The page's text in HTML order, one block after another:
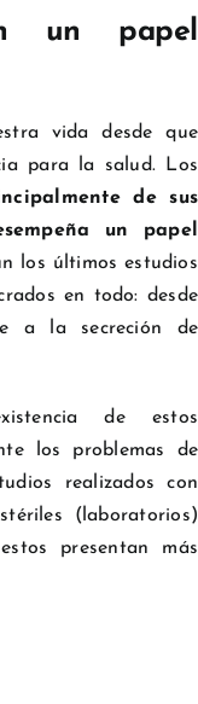
un papel
vida desde que
para la salud. Los
de sus
un papel
los últimos estudios
en todo: desde
a la secreción de
de estos
los problemas de
realizados con
(laboratorios)
presentan más